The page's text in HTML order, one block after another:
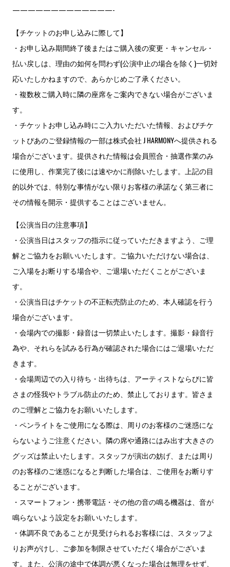
—————————————-
【チケットのお申し込みに際して】
・お申し込み期間終了後またはご購入後の変更・キャンセル・
払い戻しは、理由の如何を問わず(公演中止の場合を除く)一切対
応いたしかねますので、あらかじめご了承ください。
・複数枚ご購入時に隣の座席をご案内できない場合がございま
す。
・チケットお申し込み時にご入力いただいた情報、およびチケ
ットぴあのご登録情報の一部は株式会社 J HARMONYへ提供される
場合がございます。提供された情報は会員照合・抽選作業のみ
に使用し、作業完了後には速やかに削除いたします。上記の目
的以外では、特別な事情がない限りお客様の承諾なく第三者に
その情報を開示・提供することはございません。
【公演当日の注意事項】
・公演当日はスタッフの指示に従っていただきますよう、ご理
解とご協力をお願いいたします。ご協力いただけない場合は、
ご入場をお断りする場合や、ご退場いただくことがございま
す。
・公演当日はチケットの不正転売防止のため、本人確認を行う
場合がございます。
・会場内での撮影・録音は一切禁止いたします。撮影・録音行
為や、それらを試みる行為が確認された場合にはご退場いただ
きます。
・会場周辺での入り待ち・出待ちは、アーティストならびに皆
さまの怪我やトラブル防止のため、禁止しております。皆さま
のご理解とご協力をお願いいたします。
・ペンライトをご使用になる際は、周りのお客様のご迷惑にな
らないようご注意ください。隣の席や通路にはみ出す大きさの
グッズは禁止いたします。スタッフが演出の妨げ、または周り
のお客様のご迷惑になると判断した場合は、ご使用をお断りす
ることがございます。
・スマートフォン・携帯電話・その他の音の鳴る機器は、音が
鳴らないよう設定をお願いいたします。
・体調不良であることが見受けられるお客様には、スタッフよ
りお声がけし、ご参加を制限させていただく場合がございま
す。また、公演の途中で体調が悪くなった場合は無理をせず、